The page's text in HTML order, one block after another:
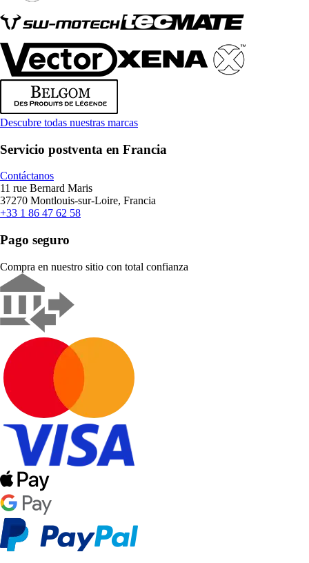
Descubre todas nuestras marcas
Servicio postventa en Francia
Contáctanos
11 rue Bernard Maris
37270 Montlouis-sur-Loire, Francia
+33 1 86 47 62 58
Pago seguro
Compra en nuestro sitio con total confianza